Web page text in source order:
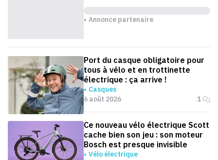
Annonce partenaire
Port du casque obligatoire pour
tous à vélo et en trottinette
électrique : ça arrive !
Casques
6 août 2026
1
Ce nouveau vélo électrique Scott
cache bien son jeu : son moteur
Bosch est presque invisible
Vélo électrique